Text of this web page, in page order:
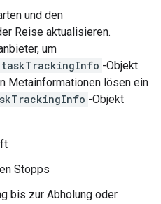
und den
Reise aktualisieren.
um
taskTrackingInfo -Objekt
Metainformationen lösen ein
-Objekt
Stopps
bis zur Abholung oder